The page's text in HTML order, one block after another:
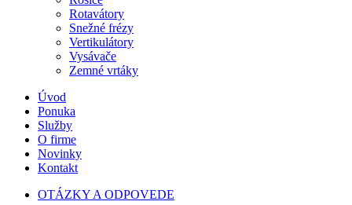
Rotavátory
Snežné frézy
Vertikulátory
Vysávače
Zemné vrtáky
Úvod
Ponuka
Služby
O firme
Novinky
Kontakt
OTÁZKY A ODPOVEDE